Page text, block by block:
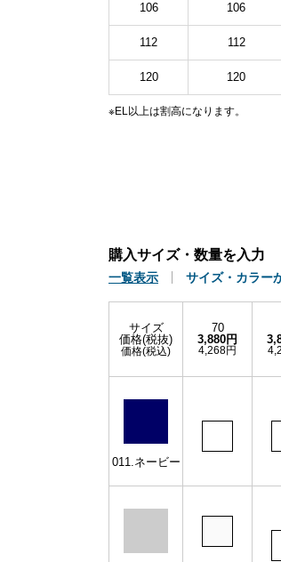
106 106
112 112
120 120
※EL以上は割高になります。
購入サイズ・数量を入力
一覧表示 サイズ・カラー
サイズ
価格(税抜)
価格(税込)
70
3,880円
4,268円
011.ネービー